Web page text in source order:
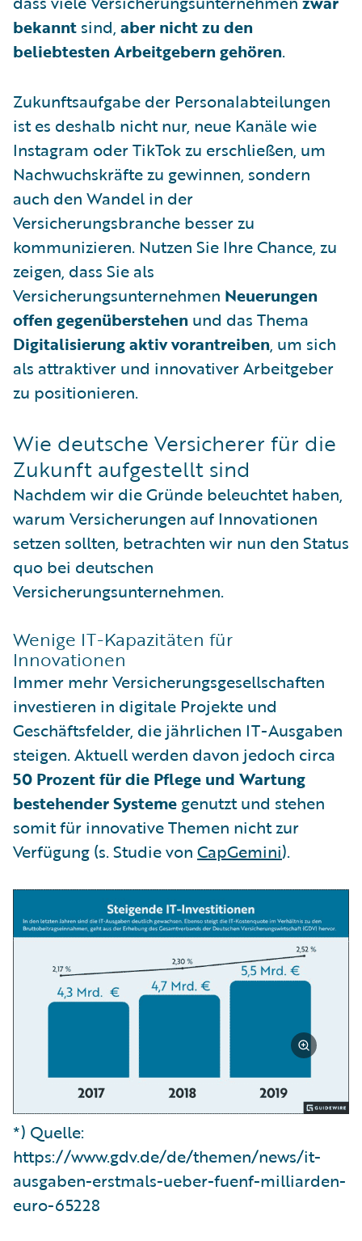
bekannt sind, aber nicht zu den
beliebtesten Arbeitgebern gehören.
Zukunftsaufgabe der Personalabteilungen
ist es deshalb nicht nur, neue Kanäle wie
Instagram oder TikTok zu erschließen, um
Nachwuchskräfte zu gewinnen, sondern
auch den Wandel in der
Versicherungsbranche besser zu
kommunizieren. Nutzen Sie Ihre Chance, zu
zeigen, dass Sie als
Versicherungsunternehmen Neuerungen
offen gegenüberstehen und das Thema
Digitalisierung aktiv vorantreiben, um sich
als attraktiver und innovativer Arbeitgeber
zu positionieren.
Wie deutsche Versicherer für die
Zukunft aufgestellt sind
Nachdem wir die Gründe beleuchtet haben,
warum Versicherungen auf Innovationen
setzen sollten, betrachten wir nun den Status
quo bei deutschen
Versicherungsunternehmen.
Wenige IT-Kapazitäten für
Innovationen
Immer mehr Versicherungsgesellschaften
investieren in digitale Projekte und
Geschäftsfelder, die jährlichen IT-Ausgaben
steigen. Aktuell werden davon jedoch circa
50 Prozent für die Pflege und Wartung
bestehender Systeme genutzt und stehen
somit für innovative Themen nicht zur
Verfügung (s. Studie von CapGemini).
*) Quelle:
https://www.gdv.de/de/themen/news/it-
ausgaben-erstmals-ueber-fuenf-milliarden-
euro-65228